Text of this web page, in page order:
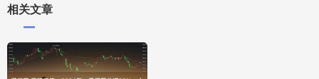
相关文章